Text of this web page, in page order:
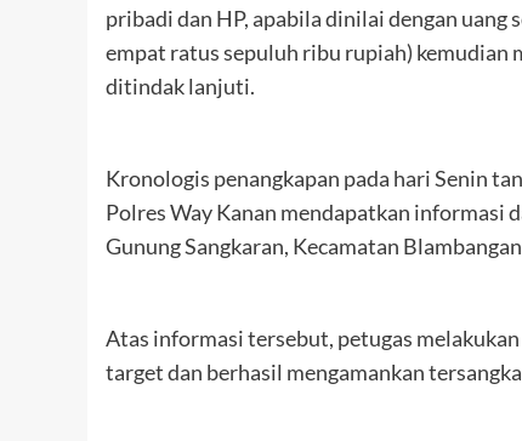
pribadi dan HP, apabila dinilai dengan
empat ratus sepuluh ribu rupiah) kemudian
ditindak lanjuti.
Kronologis penangkapan pada hari Senin
Polres Way Kanan mendapatkan informasi
Gunung Sangkaran, Kecamatan
Atas informasi tersebut, petugas
target dan berhasil mengamankan